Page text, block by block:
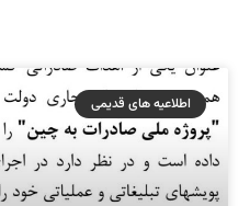
اطلاعیه های قدیمی